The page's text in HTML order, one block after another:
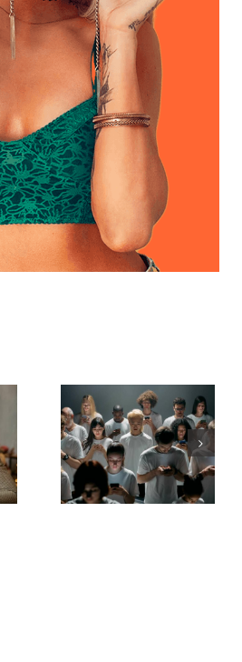
dotyczące
projektowania
wyjątkowych
reklam na
Facebooku,
które